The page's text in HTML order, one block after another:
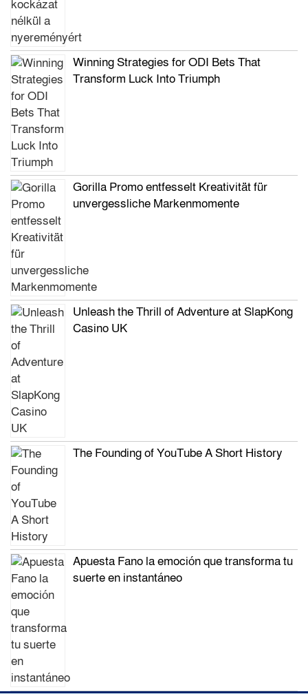
Winning Strategies for ODI Bets That
Transform Luck Into Triumph
Gorilla Promo entfesselt Kreativität für
unvergessliche Markenmomente
Unleash the Thrill of Adventure at SlapKong
Casino UK
The Founding of YouTube A Short History
Apuesta Fano la emoción que transforma tu
suerte en instantáneo